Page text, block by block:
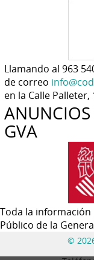
Llamando al 963
de correo
en la Calle Palleter,
ANUNCIOS
GVA
Toda la información
Público de la
©